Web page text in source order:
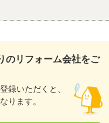
のリフォーム会社をご
録いただくと、
ります。